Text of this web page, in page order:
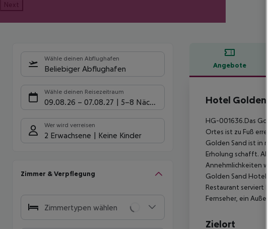
Next
Wähle deinen Abflughafen
Beliebiger Abflughafen
Wähle deinen Reisezeitraum
09.08.26 – 07.08.27 5-8 Nächte
Wer wird verreisen
2 Erwachsene Keine Kinder
Zimmer & Verpflegung
Zimmertypen wählen
Angebote
Hotel Golden
HG-001636.Das
Ortes ist zu Fuß
Golden Sand ist in
Erholung schafft.
Annehmlichkeiten
Golden Sand
Restaurant serviert
Fernseher, ein
Zielort